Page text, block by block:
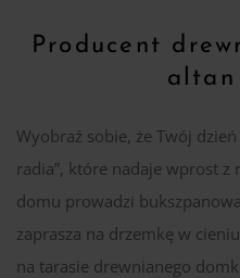
Producent
Wyobraź sobie, że Twój
radia”, które nadaje wprost z
domu prowadzi
zaprasza na drzemkę w
na tarasie drewnianego